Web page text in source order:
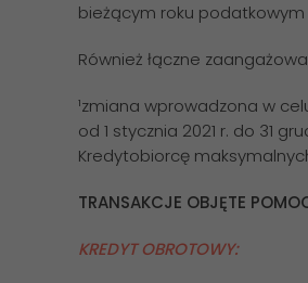
bieżącym roku
Również łączne
¹zmiana wprowadzona w
od 1 stycznia 2021 r. do 31
Kredytobiorcę
TRANSAKCJE OBJĘTE
KREDYT OBROTOWY: